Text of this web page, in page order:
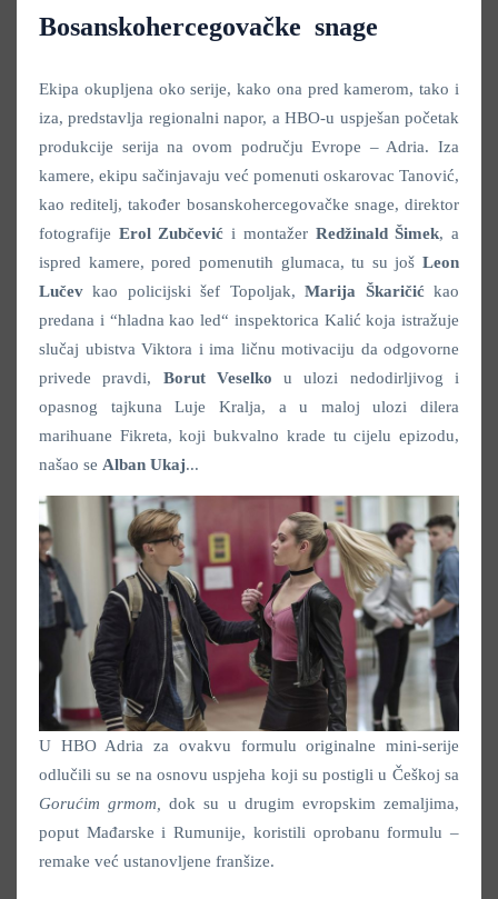
Bosanskohercegovačke snage
Ekipa okupljena oko serije, kako ona pred kamerom, tako i
iza, predstavlja regionalni napor, a HBO-u uspješan početak
produkcije serija na ovom području Evrope – Adria. Iza
kamere, ekipu sačinjavaju već pomenuti oskarovac Tanović,
kao reditelj, također bosanskohercegovačke snage, direktor
fotografije Erol Zubčević i montažer Redžinald Šimek, a
ispred kamere, pored pomenutih glumaca, tu su još Leon
Lučev kao policijski šef Topoljak,Marija Škaričić kao
predana i “hladna kao led“ inspektorica Kalić koja istražuje
slučaj ubistva Viktora i ima ličnu motivaciju da odgovorne
privede pravdi, Borut Veselko u ulozi nedodirljivog i
opasnog tajkuna Luje Kralja, a u maloj ulozi dilera
marihuane Fikreta, koji bukvalno krade tu cijelu epizodu,
našao se Alban Ukaj...
U HBO Adria za ovakvu formulu originalne mini-serije
odlučili su se na osnovu uspjeha koji su postigli u Češkoj sa
Gorućim grmom,dok su u drugim evropskim zemaljima,
poput Mađarske i Rumunije, koristili oprobanu formulu –
remake već ustanovljene franšize.